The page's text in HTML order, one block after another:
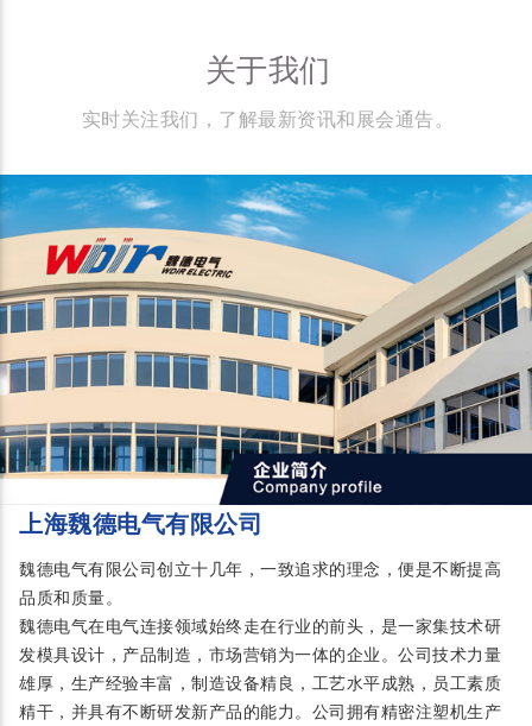
关于我们
实时关注我们，了解最新资讯和展会通告。
上海魏德电气有限公司
魏德电气有限公司创立十几年，一致追求的理念，便是不断提高
品质和质量。
魏德电气在电气连接领域始终走在行业的前头，是一家集技术研
发模具设计，产品制造，市场营销为一体的企业。公司技术力量
雄厚，生产经验丰富，制造设备精良，工艺水平成熟，员工素质
精干，并具有不断研发新产品的能力。公司拥有精密注塑机生产